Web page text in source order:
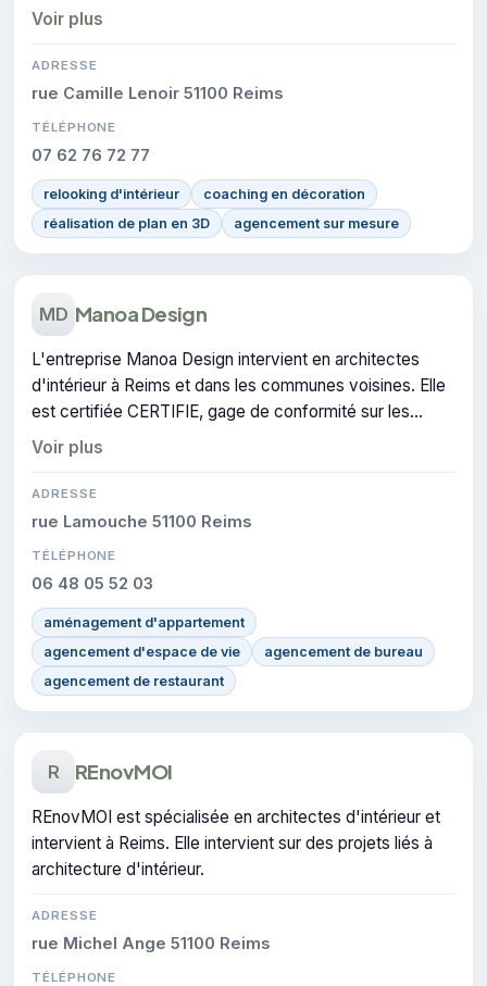
conformité sur les interventions réalisées.
Voir plus
ADRESSE
rue Camille Lenoir 51100 Reims
TÉLÉPHONE
07 62 76 72 77
relooking d'intérieur
coaching en décoration
réalisation de plan en 3D
agencement sur mesure
MD Manoa Design
L'entreprise Manoa Design intervient en architectes
d'intérieur à Reims et dans les communes voisines. Elle
est certifiée CERTIFIE, gage de conformité sur les
interventions réalisées.
Voir plus
ADRESSE
rue Lamouche 51100 Reims
TÉLÉPHONE
06 48 05 52 03
aménagement d'appartement
agencement d'espace de vie
agencement de bureau
agencement de restaurant
R REnovMOI
REnovMOI est spécialisée en architectes d'intérieur et
intervient à Reims. Elle intervient sur des projets liés à
architecture d'intérieur.
ADRESSE
rue Michel Ange 51100 Reims
TÉLÉPHONE